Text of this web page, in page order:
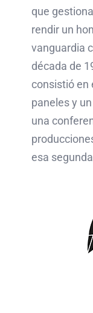
que
rendir un
vanguardia
década de
consistió en
paneles y
una
esa